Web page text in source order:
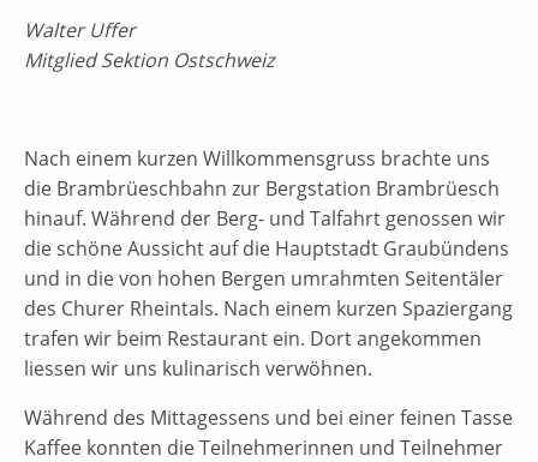
Walter Uffer
Mitglied Sektion Ostschweiz
Nach einem kurzen Willkommensgruss brachte uns
die Brambrüeschbahn zur Bergstation Brambrüesch
hinauf. Während der Berg- und Talfahrt genossen wir
die schöne Aussicht auf die Hauptstadt Graubündens
und in die von hohen Bergen umrahmten Seitentäler
des Churer Rheintals. Nach einem kurzen Spaziergang
trafen wir beim Restaurant ein. Dort angekommen
liessen wir uns kulinarisch verwöhnen.
Während des Mittagessens und bei einer feinen Tasse
Kaffee konnten die Teilnehmerinnen und Teilnehmer